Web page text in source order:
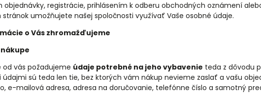
objednávky, registrácie, prihlásením k odberu obchodných oznámení
umožňujete našej spoločnosti využívať Vaše osobné údaje.
o Vás zhromažďujeme
od vás požadujeme údaje potrebné na jeho vybavenie teda z dôvodu
údajmi sú teda len tie, bez ktorých vám nákup nevieme zaslať a vašu
e-mailová adresa, adresa na doručovanie, telefónne číslo a samotný